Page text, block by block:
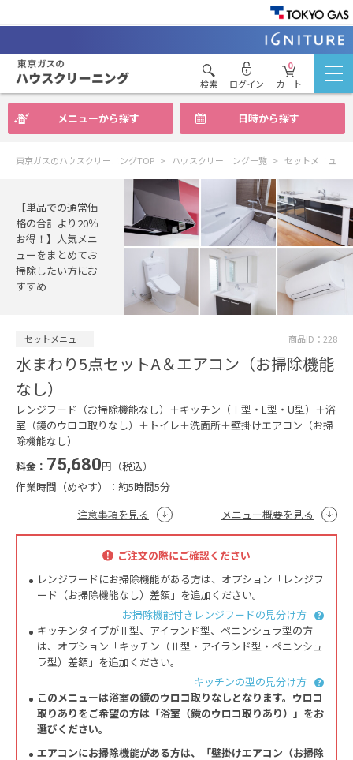
検索 ログイン
0
カート
メニューから探す 日時から探す
東京ガスのハウスクリーニングTOP ハウスクリーニング一覧 セットメニュー
【単品での通常価
格の合計より20％
お得！】人気メニ
ューをまとめてお
掃除したい方にお
すすめ
セットメニュー 商品ID：228
水まわり5点セットA＆エアコン（お掃除機能
なし）
レンジフード（お掃除機能なし）＋キッチン（Ⅰ型・L型・U型）＋浴
室（鏡のウロコ取りなし）＋トイレ＋洗面所＋壁掛けエアコン（お掃
除機能なし）
料金： 75,680円（税込）
作業時間（めやす）： 約5時間5分
注意事項を見る
メニュー概要を見る
ご注文の際にご確認ください
レンジフードにお掃除機能がある方は、オプション「レンジフ
ード（お掃除機能なし）差額」を追加ください。
お掃除機能付きレンジフードの見分け方
キッチンタイプがⅡ型、アイランド型、ペニンシュラ型の方
は、オプション「キッチン（Ⅱ型・アイランド型・ペニンシュ
ラ型）差額」を追加ください。
キッチンの型の見分け方
このメニューは浴室の鏡のウロコ取りなしとなります。ウロコ
取りありをご希望の方は「浴室（鏡のウロコ取りあり）」をお
選びください。
エアコンにお掃除機能がある方は、「壁掛けエアコン（お掃除